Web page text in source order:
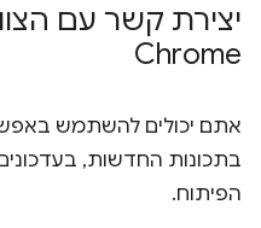
יצירת קשר עם
Chrome
אתם יכולים להשתמש
בתכונות החדשות,
הפיתוח.